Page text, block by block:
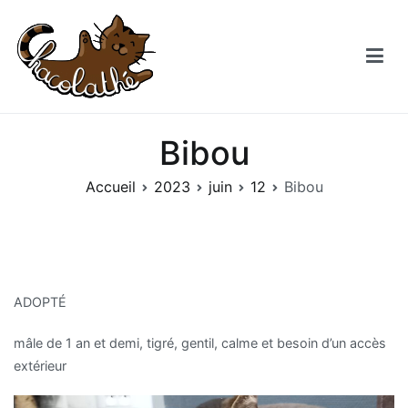
contenu
Bibou
Accueil 2023 juin 12 Bibou
ADOPTÉ
mâle de 1 an et demi, tigré, gentil, calme et besoin d’un accès
extérieur